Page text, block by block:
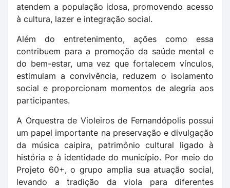
atendem a população idosa, promovendo acesso
à cultura, lazer e integração social.
Além do entretenimento, ações como essa
contribuem para a promoção da saúde mental e
do bem-estar, uma vez que fortalecem vínculos,
estimulam a convivência, reduzem o isolamento
social e proporcionam momentos de alegria aos
participantes.
A Orquestra de Violeiros de Fernandópolis possui
um papel importante na preservação e divulgação
da música caipira, patrimônio cultural ligado à
história e à identidade do município. Por meio do
Projeto 60+, o grupo amplia sua atuação social,
levando a tradição da viola para diferentes